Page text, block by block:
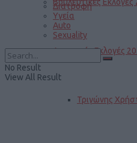
Δημοτικές Εκλογές
Τριγώνης
Διατροφή
Υγεία
Auto
Sexuality
No Result
View All Result